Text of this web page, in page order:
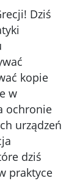
Dziś
kopie
w
ochronie
urządzeń
dziś
praktyce